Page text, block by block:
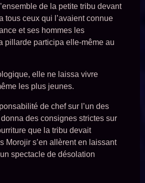
de la petite tribu devant
tous ceux qui l’avaient connue
et ses hommes les
pillarde participa elle-même au
elle ne laissa vivre
les plus jeunes.
de chef sur l’un des
des consignes strictes sur
que la tribu devait
Morojir s’en allèrent en laissant
spectacle de désolation